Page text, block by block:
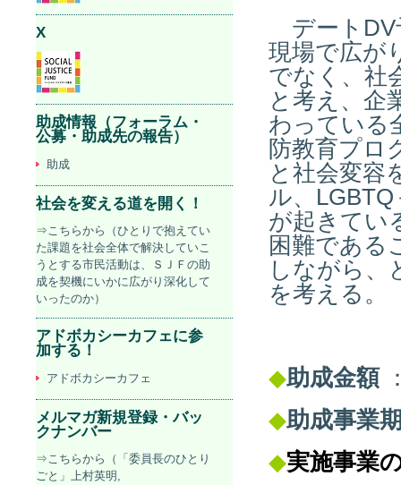
デートDV
現場で広が
でなく、社
と考え、企
わっている
防教育プロ
と社会変容
ル、
が起きてい
困難である
しながら、
を考える。
◆助成金額
◆助成事業
◆実施事業
X
助成情報（フォーラム・
公募・助成先の報告）
助成
社会を変える道を開く！
⇒こちらから（ひとりで抱えてい
た課題を社会全体で解決していこ
うとする市民活動は、ＳＪＦの助
成を契機にいかに広がり深化して
いったのか）
アドボカシーカフェに参
加する！
アドボカシーカフェ
メルマガ新規登録・バッ
クナンバー
⇒こちらから（「委員長のひとり
ごと」上村英明,